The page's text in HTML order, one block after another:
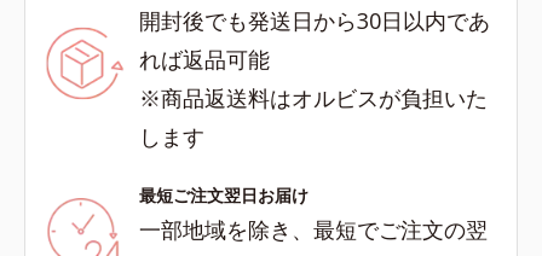
開封後でも発送日から30日以内であ
れば返品可能
※商品返送料はオルビスが負担いた
します
最短ご注文翌日お届け
一部地域を除き、最短でご注文の翌